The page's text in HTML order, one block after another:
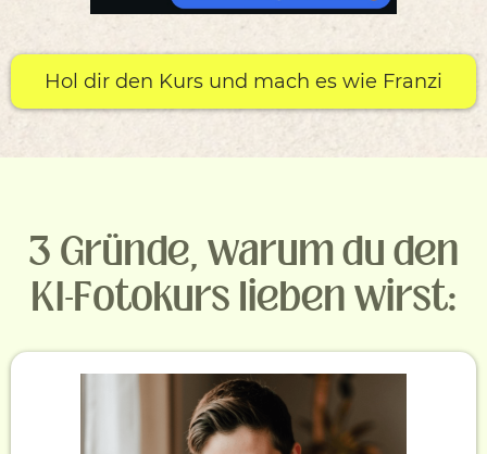
Hol dir den Kurs und mach es wie Franzi
3 Gründe, warum du den
KI-Fotokurs lieben wirst: